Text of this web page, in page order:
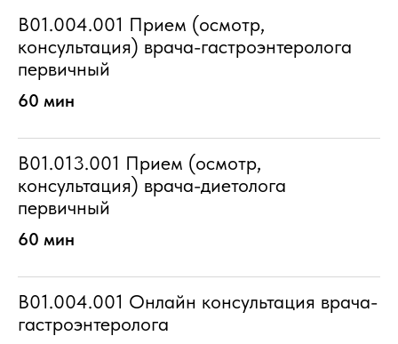
B01.004.001 Прием (осмотр,
консультация) врача-гастроэнтеролога
первичный
60 мин
B01.013.001 Прием (осмотр,
консультация) врача-диетолога
первичный
60 мин
B01.004.001 Онлайн консультация врача-
гастроэнтеролога